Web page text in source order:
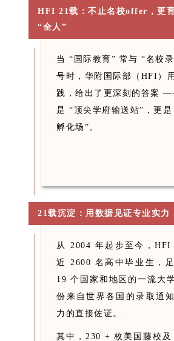
HFI 21载：不止名校offer ，更
“全人”
当 “国际教育” 常与 “名校
号时，华附国际部（HFI）
践，给出了更深刻的答案
是 “顶尖学府输送站”，更是
孵化场”。
21载沉淀：用数据见证专业实力
从 2004 年起步至今，HFI
近 2600 名高中毕业生，
19 个国家和地区的一流大学
份来自世界各国的录取通
力的直接佐证。
其中，230 + 枚美国藤校及